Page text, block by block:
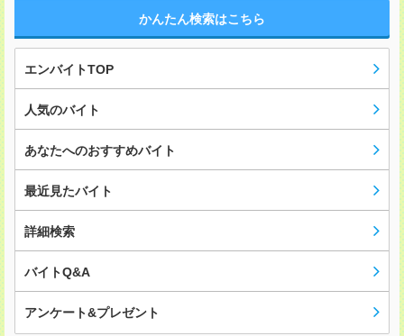
かんたん検索はこちら
エンバイトTOP
人気のバイト
あなたへのおすすめバイト
最近見たバイト
詳細検索
バイトQ&A
アンケート&プレゼント